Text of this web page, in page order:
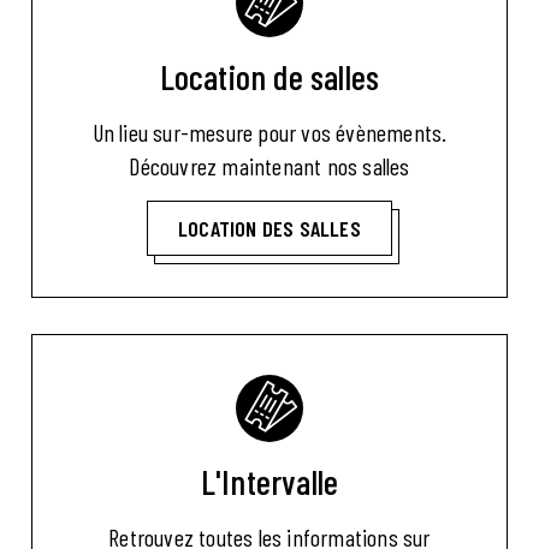
Location de salles
Un lieu sur-mesure pour vos évènements.
Découvrez maintenant nos salles
LOCATION DES SALLES
L'Intervalle
Retrouvez toutes les informations sur